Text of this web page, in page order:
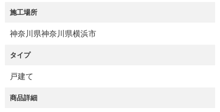
施工場所
神奈川県神奈川県横浜市
タイプ
戸建て
商品詳細